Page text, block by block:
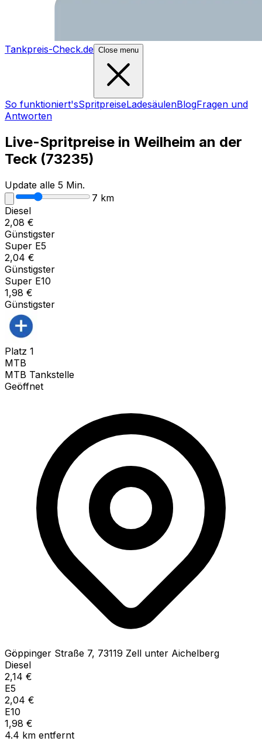
Tankpreis-Check.de Close menu
So funktioniert'sSpritpreiseLadesäulenBlogFragen und
Antworten
Live-Spritpreise in Weilheim an der
Teck (73235)
Update alle 5 Min.
7 km
Diesel
2,08 €
Günstigster
Super E5
2,04 €
Günstigster
Super E10
1,98 €
Günstigster
Platz 1
MTB
MTB Tankstelle
Geöffnet
Göppinger Straße 7, 73119 Zell unter Aichelberg
Diesel
2,14 €
E5
2,04 €
E10
1,98 €
4.4 km entfernt